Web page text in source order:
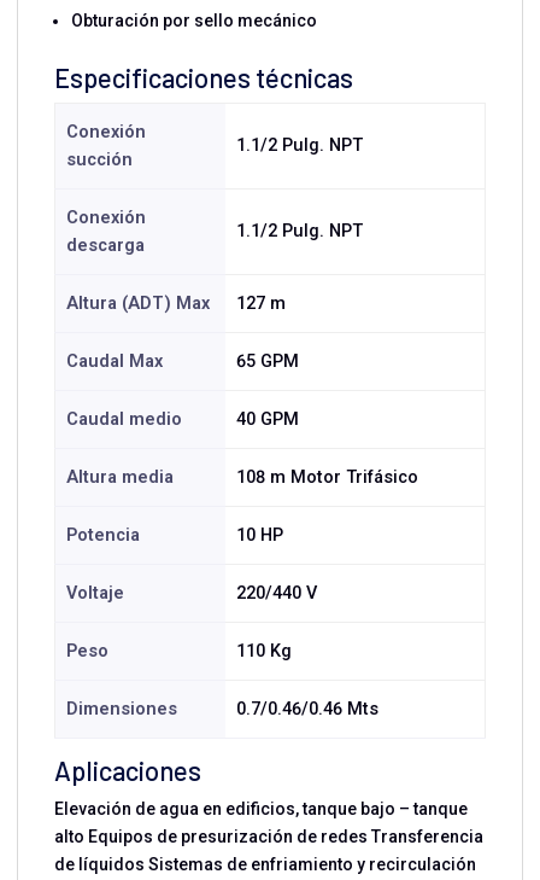
Obturación por sello mecánico
Especificaciones técnicas
Conexión
succión
1.1/2 Pulg. NPT
Conexión
descarga
1.1/2 Pulg. NPT
Altura (ADT) Max 127 m
Caudal Max 65 GPM
Caudal medio 40 GPM
Altura media 108 m Motor Trifásico
Potencia 10 HP
Voltaje 220/440 V
Peso 110 Kg
Dimensiones 0.7/0.46/0.46 Mts
Aplicaciones
Elevación de agua en edificios, tanque bajo – tanque
alto Equipos de presurización de redes Transferencia
de líquidos Sistemas de enfriamiento y recirculación